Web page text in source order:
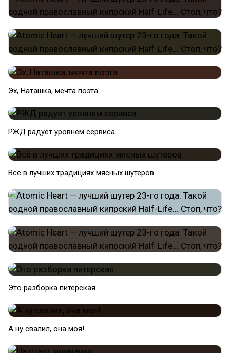
Эх, Наташка, мечта поэта
РЖД радует уровнем сервиса
Всё в лучших традициях мясных шутеров
Это разборка питерская
А ну свалил, она моя!